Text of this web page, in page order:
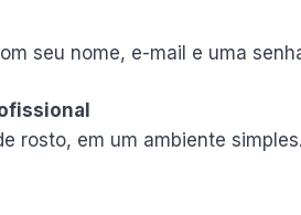
seu nome, e-mail e uma
rosto, em um ambiente